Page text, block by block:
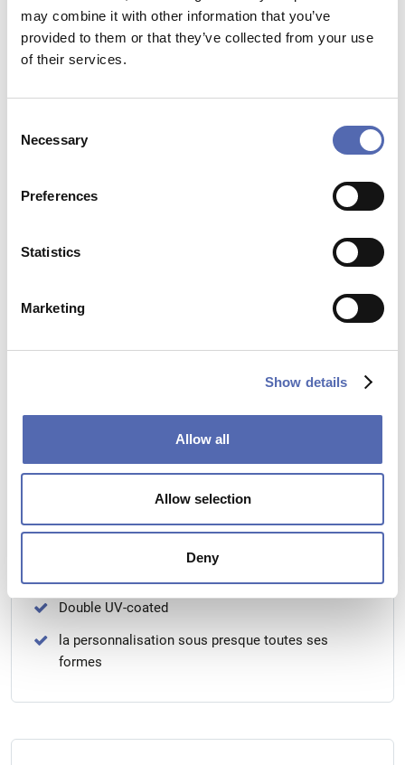
may combine it with other information that you’ve
provided to them or that they’ve collected from your use
of their services.
Selection
Necessary
Preferences
Statistics
Marketing
Show details
Allow all
Allow selection
Deny
Calculateur en ligne
Qu'est-ce que Switchfoil
Commande et livraison
Spécifications techniques
Les avantages de Switchfoil®
Vitre opacifiée en un seul clic
Transparence maximum.
Du verre dépoli au verre transparent et vice versa
Double UV-coated
la personnalisation sous presque toutes ses
formes